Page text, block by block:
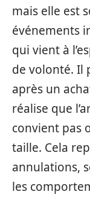
mais elle est
événements
qui vient à
de volonté. Il
après un
réalise que
convient pas
taille. Cela
annulations,
les